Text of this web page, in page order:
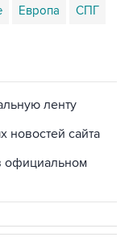
Европа СПГ
ленту
новостей сайта
официальном